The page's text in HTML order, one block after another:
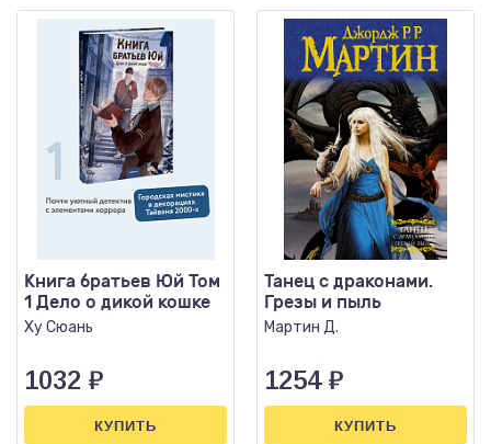
Книга братьев Юй Том
1 Дело о дикой кошке
Ху Сюань
1032 ₽
КУПИТЬ
Танец с драконами.
Грезы и пыль
Мартин Д.
1254 ₽
КУПИТЬ